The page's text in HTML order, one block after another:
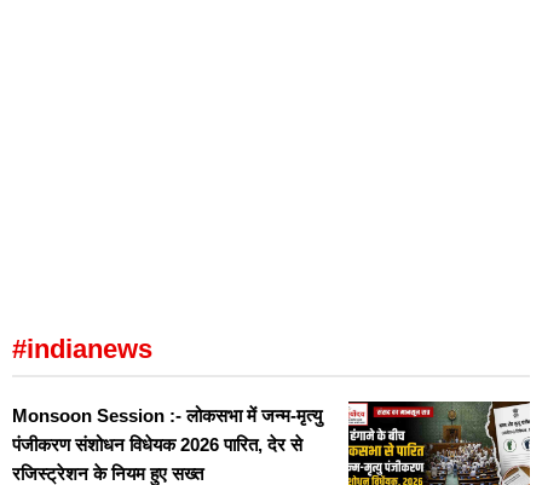
#indianews
Monsoon Session :- लोकसभा में जन्म-मृत्यु
पंजीकरण संशोधन विधेयक 2026 पारित, देर से
रजिस्ट्रेशन के नियम हुए सख्त